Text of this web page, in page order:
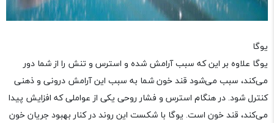
یوگا
یوگا علاوه بر این که سبب آرامش شده و استرس و تنش را از شما دور
می‌کند، سبب می‌شود قند خون شما به سبب این آرامش درونی و ذهنی
کنترل شود. در هنگام استرس و فشار روحی یکی از عواملی که افزایش پیدا
می‌کند، قند خون است. یوگا با شکست این روند در کنار بهبود جریان خون